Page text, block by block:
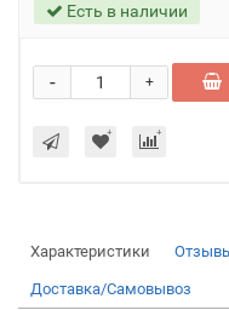
Есть в наличии
+
-
Характеристики
Доставка/Самовывоз